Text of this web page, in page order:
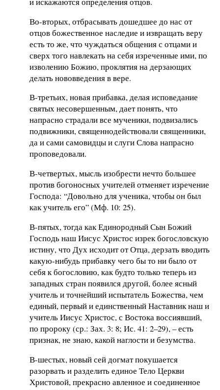
Во-вторых, отбрасывать дошедшее до нас от
отцов божественное наследие и извращать веру
есть то же, что чуждаться общения с отцами и
сверх того навлекать на себя изреченные ими, по
изволению Божию, проклятия на дерзающих
делать нововведения в вере.
В-третьих, новая прибавка, делая исповедание
святых несовершенным, дает понять, что
напрасно страдали все мученики, подвизались
подвижники, священнодействовали священники,
да и сами самовидцы и слуги Слова напрасно
проповедовали.
В-четвертых, мысль изобрести нечто большее
против богоносных учителей отменяет изречение
Господа: “Довольно для ученика, чтобы он был
как учитель его” (Мф. 10: 25).
В-пятых, тогда как Единородный Сын Божий
Господь наш Иисус Христос изрек богословскую
истину, что Дух исходит от Отца, дерзать вводить
какую-нибудь прибавку чего бы то ни было от
себя к богословию, как будто только теперь из
западных стран появился другой, более ясный
учитель и точнейший испытатель Божества, чем
единый, первый и единственный Наставник наш и
учитель Иисус Христос, с Востока воссиявший,
по пророку (ср.: Зах. 3: 8; Ис. 41: 2–29), – есть
признак, не знаю, какой наглости и безумства.
В-шестых, новый сей догмат покушается
разорвать и разделить единое Тело Церкви
Христовой, прекрасно авленное и соединенное